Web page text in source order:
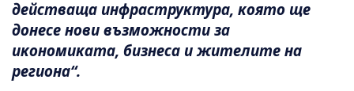
действаща инфраструктура, която ще
донесе нови възможности за
икономиката, бизнеса и жителите на
региона“.